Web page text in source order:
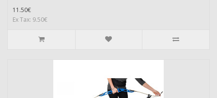
11.50€
Ex Tax: 9.50€